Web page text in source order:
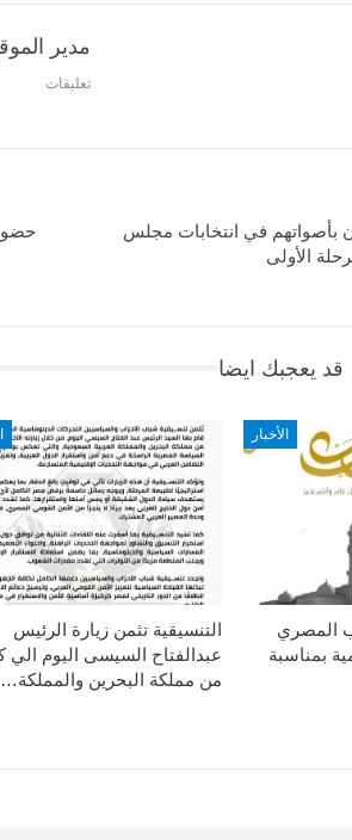
مدير
تعليقات
بأصواتهم في انتخابات مجلس
الأولى
قد يعجبك ايضا
التنسيقية تثمن زيارة الرئيس
عبدالفتاح السيسى اليوم الي
من مملكة البحرين والمملكة…
الأخبار
المصري
بمناسبة